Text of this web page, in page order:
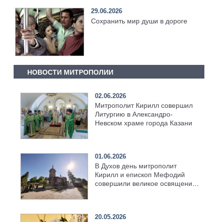
29.06.2026
Сохранить мир души в дороге
НОВОСТИ МИТРОПОЛИИ
02.06.2026
Митрополит Кирилл совершил
Литургию в Александро-
Невском храме города Казани
01.06.2026
В Духов день митрополит
Кирилл и епископ Мефодий
совершили великое освящение
20.05.2026